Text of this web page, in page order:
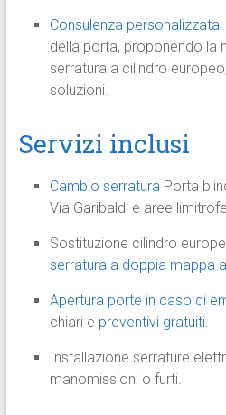
Consulenza personalizzata
della porta, proponendo la
serratura a cilindro
soluzioni.
Servizi inclusi
Cambio serraturaPorta
Via Garibaldi e aree
Sostituzione cilindro
serratura a doppia mappa
Apertura porte in caso di
chiari e preventivi gratuiti.
Installazione serrature
manomissioni o furti.